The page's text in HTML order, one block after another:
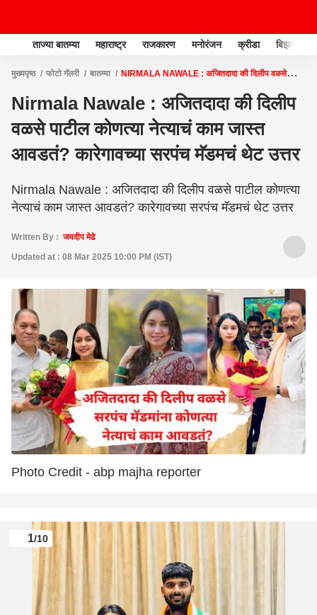
ताज्या बातम्या महाराष्ट्र राजकारण मनोरंजन क्रीडा बिझनेस
मुख्यपृष्ठ फोटो गॅलरी बातम्या
NIRMALA NAWALE : अजितदादा की दिलीप वळसे
Nirmala Nawale : अजितदादा की दिलीप
वळसे पाटील कोणत्या नेत्याचं काम जास्त
आवडतं? कारेगावच्या सरपंच मॅडमचं थेट उत्तर
Nirmala Nawale : अजितदादा की दिलीप वळसे पाटील कोणत्या
नेत्याचं काम जास्त आवडतं? कारेगावच्या सरपंच मॅडमचं थेट उत्तर
Written By :जयदीप मेढे
Updated at : 08 Mar 2025 10:00 PM (IST)
Photo Credit - abp majha reporter
1/10